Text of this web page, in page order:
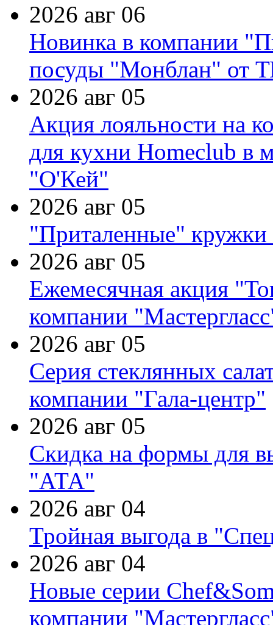
2026 авг 06
Новинка в компании
посуды "Монблан" от
2026 авг 05
Акция лояльности на
для кухни Homeclub в
"О'Кей"
2026 авг 05
"Приталенные" кружки
2026 авг 05
Ежемесячная акция
компании
2026 авг 05
Серия стеклянных
компании "Гала-центр"
2026 авг 05
Скидка на формы для
"АТА"
2026 авг 04
Тройная выгода в
2026 авг 04
Новые серии
компании